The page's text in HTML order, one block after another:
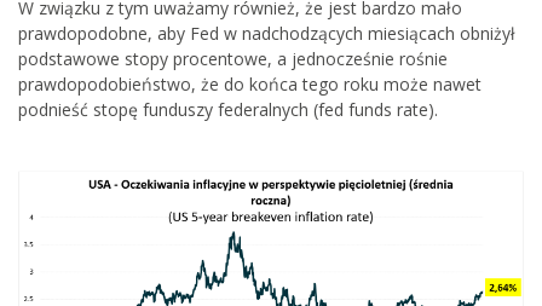
W związku z tym uważamy również, że jest bardzo mało
prawdopodobne, aby Fed w nadchodzących miesiącach obniżył
podstawowe stopy procentowe, a jednocześnie rośnie
prawdopodobieństwo, że do końca tego roku może nawet
podnieść stopę funduszy federalnych (fed funds rate).